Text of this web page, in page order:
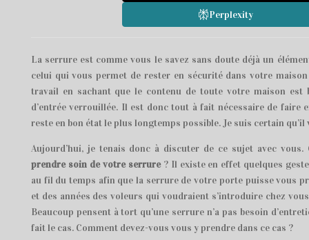
Perplexity
La serrure est comme vous le savez sans doute déjà un
celui qui vous permet de rester en sécurité dans votre
travail en sachant que le contenu de toute votre maison est
d’entrée verrouillée. Il est donc tout à fait nécessaire de faire
reste en bon état le plus longtemps possible. Je suis certain qu’il
Aujourd’hui, je tenais donc à discuter de ce sujet avec
prendre soin de votre serrure ? Il existe en effet quelques
au fil du temps afin que la serrure de votre porte puisse vous
et des années des voleurs qui voudraient s’introduire chez
Beaucoup pensent à tort qu’une serrure n’a pas besoin
fait le cas. Comment devez-vous vous y prendre dans ce cas ?